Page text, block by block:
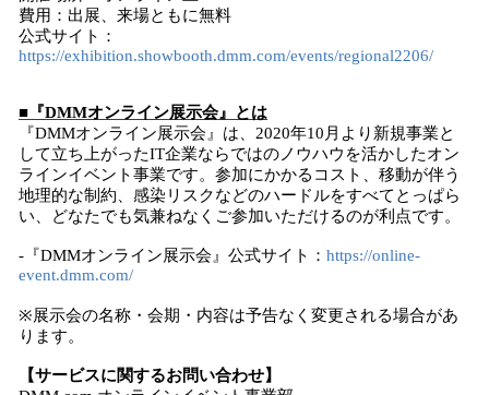
費用：出展、来場ともに無料
公式サイト：
https://exhibition.showbooth.dmm.com/events/regional2206/
■『DMMオンライン展示会』とは
『DMMオンライン展示会』は、2020年10月より新規事業と
して立ち上がったIT企業ならではのノウハウを活かしたオン
ラインイベント事業です。参加にかかるコスト、移動が伴う
地理的な制約、感染リスクなどのハードルをすべてとっぱら
い、どなたでも気兼ねなくご参加いただけるのが利点です。
-『DMMオンライン展示会』公式サイト： https://online-
event.dmm.com/
※展示会の名称・会期・内容は予告なく変更される場合があ
ります。
【サービスに関するお問い合わせ】